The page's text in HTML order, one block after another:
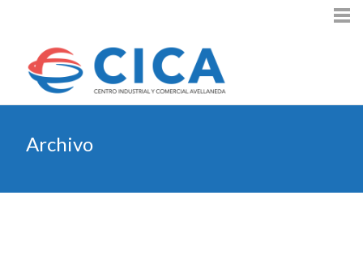
Archivo